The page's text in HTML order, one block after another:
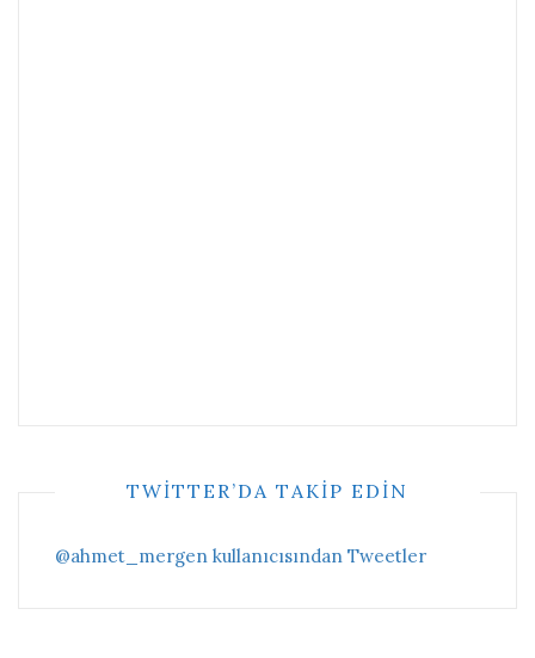
TWITTER’DA TAKIP EDIN
@ahmet_mergen kullanıcısından Tweetler